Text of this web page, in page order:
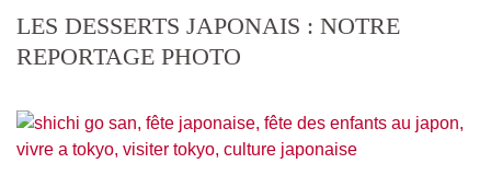
LES DESSERTS JAPONAIS : NOTRE
REPORTAGE PHOTO